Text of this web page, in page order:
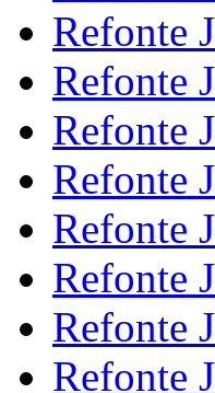
Refonte
Refonte
Refonte
Refonte
Refonte
Refonte
Refonte
Refonte